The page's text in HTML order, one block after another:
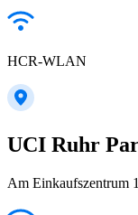
HCR-WLAN
UCI Ruhr
Am Einkaufszentrum